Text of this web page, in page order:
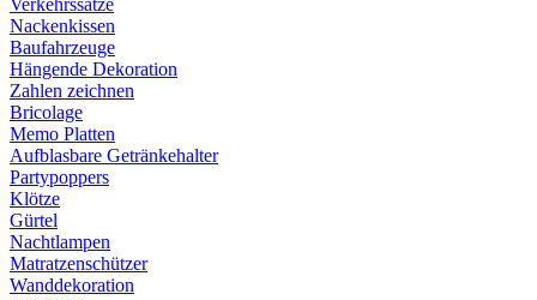
Verkehrssätze
Nackenkissen
Baufahrzeuge
Hängende Dekoration
Zahlen zeichnen
Bricolage
Memo Platten
Aufblasbare Getränkehalter
Partypoppers
Klötze
Gürtel
Nachtlampen
Matratzenschützer
Wanddekoration